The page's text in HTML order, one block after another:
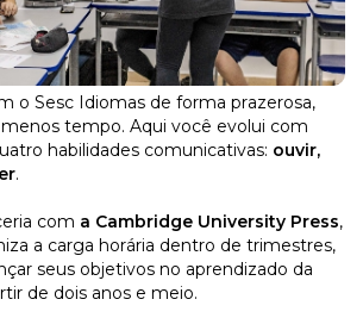
o Sesc Idiomas de forma prazerosa,
tempo. Aqui você evolui com
habilidades comunicativas: ouvir,
.
com a Cambridge University Press,
a carga horária dentro de trimestres,
seus objetivos no aprendizado da
de dois anos e meio.